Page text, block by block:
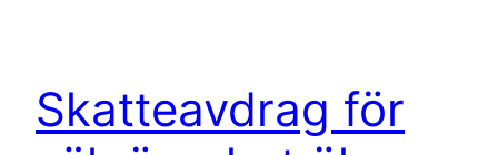
Skatteavdrag för